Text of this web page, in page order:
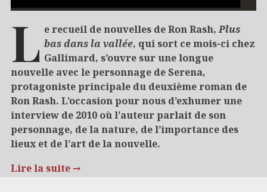
L e recueil de nouvelles de Ron Rash,Plus
bas dans la vallée, qui sort ce mois-ci chez
Gallimard, s’ouvre sur une longue
nouvelle avec le personnage de Serena,
protagoniste principale du deuxième roman de
Ron Rash. L’occasion pour nous d’exhumer une
interview de 2010 où l’auteur parlait de son
personnage, de la nature, de l’importance des
lieux et de l’art de la nouvelle.
Lire la suite →